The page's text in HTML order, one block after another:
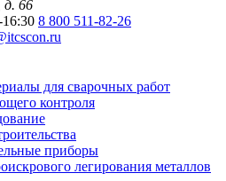
д. 66
8 800 511-82-26
для сварочных работ
контроля
приборы
легирования металлов